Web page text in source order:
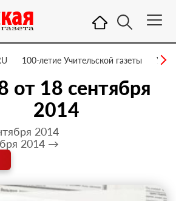
100-летие Учительской газеты УГ –
18 сентября
2014
2014
2014 →